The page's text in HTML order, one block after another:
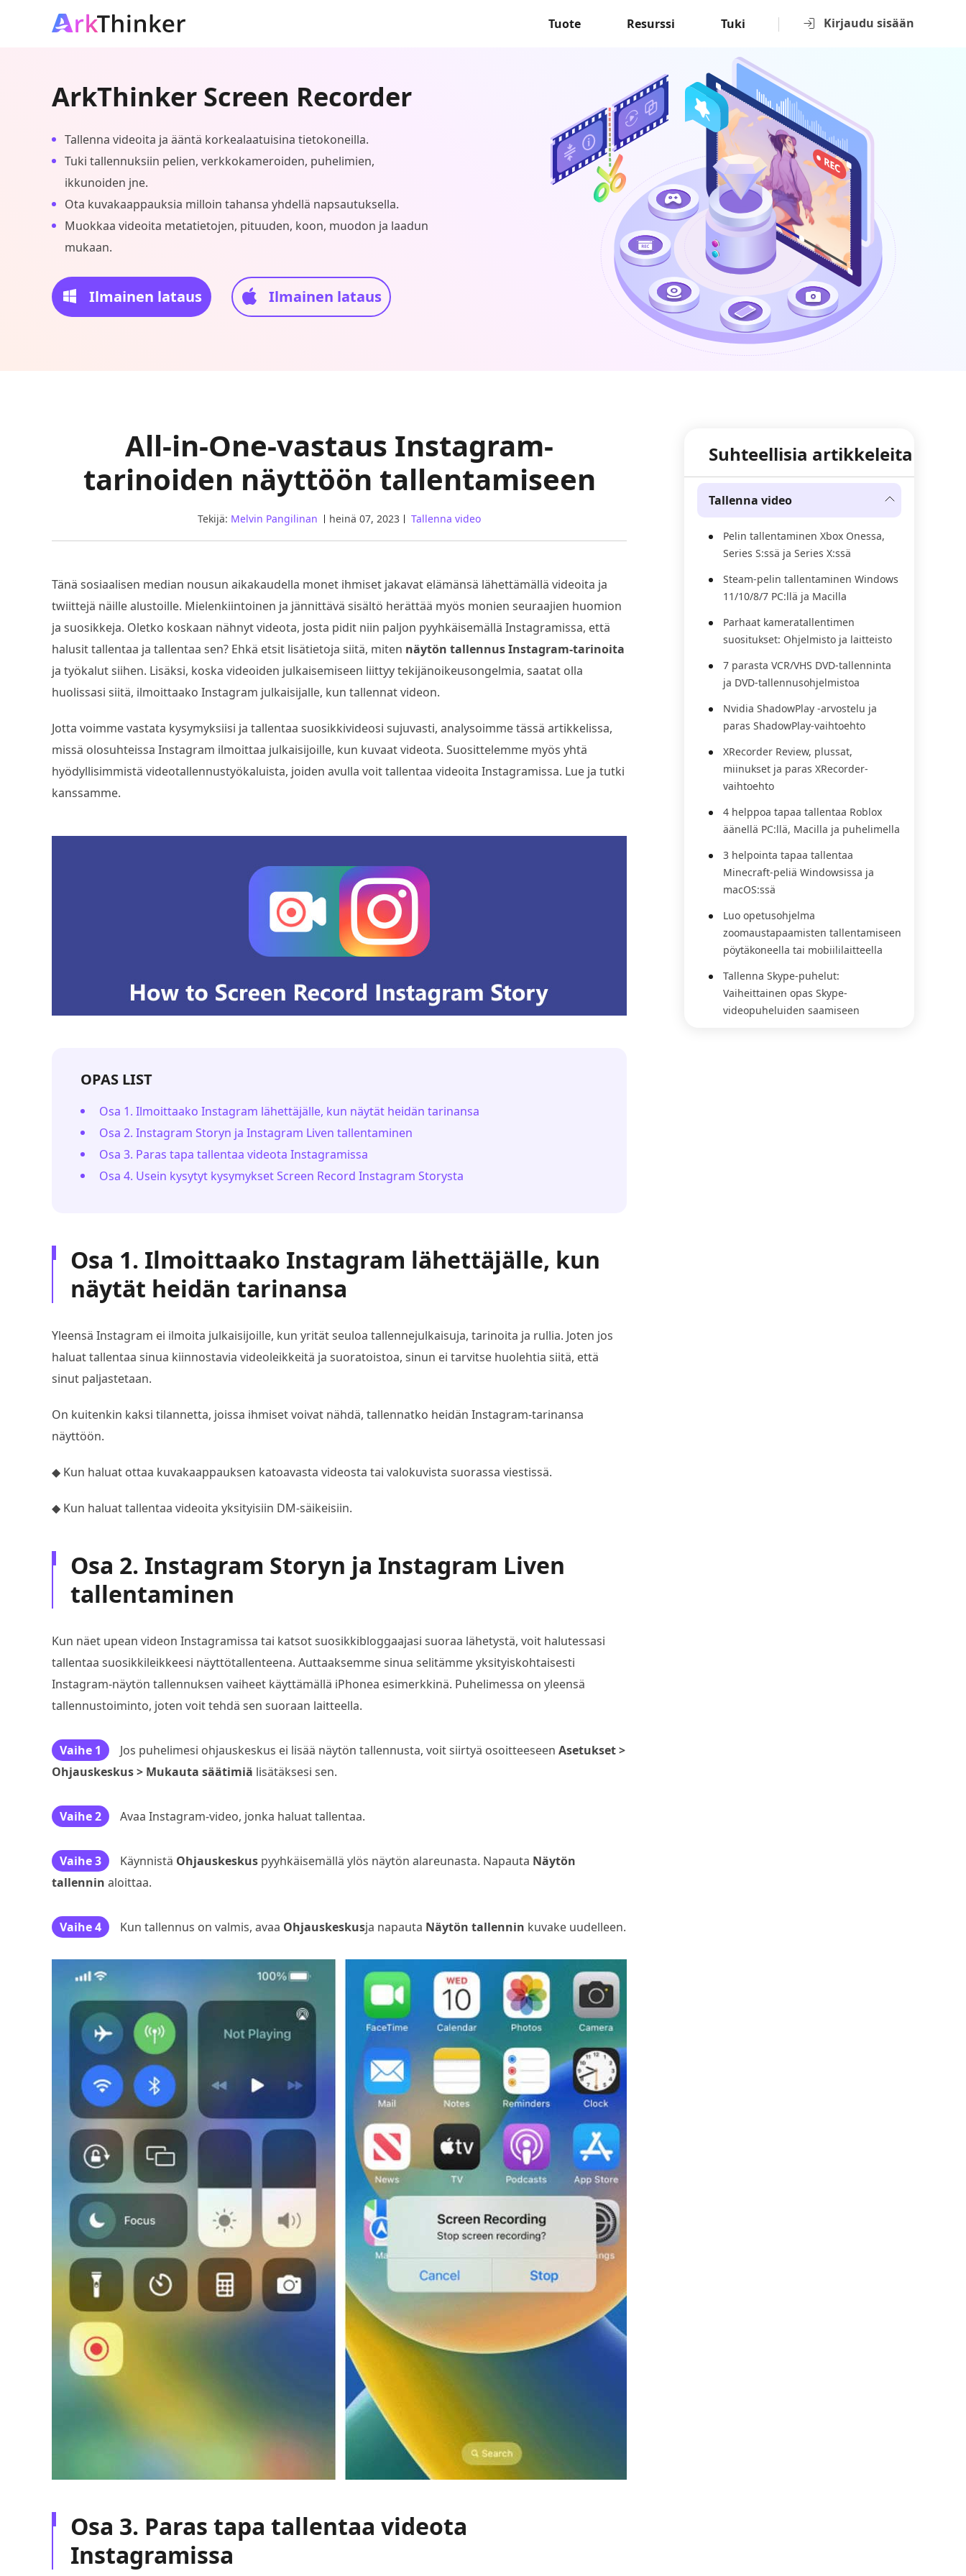
Kirjaudu sisään
Tuote Resurssi Tuki
ArkThinker Screen Recorder
Tallenna videoita ja ääntä korkealaatuisina tietokoneilla.
Tuki tallennuksiin pelien, verkkokameroiden, puhelimien,
ikkunoiden jne.
Ota kuvakaappauksia milloin tahansa yhdellä napsautuksella.
Muokkaa videoita metatietojen, pituuden, koon, muodon ja laadun
mukaan.
Ilmainen lataus Ilmainen lataus
All-in-One-vastaus Instagram-
tarinoiden näyttöön tallentamiseen
Tekijä: Melvin Pangilinan heinä 07, 2023 Tallenna video
Tänä sosiaalisen median nousun aikakaudella monet ihmiset jakavat elämänsä lähettämällä videoita ja
twiittejä näille alustoille. Mielenkiintoinen ja jännittävä sisältö herättää myös monien seuraajien huomion
ja suosikkeja. Oletko koskaan nähnyt videota, josta pidit niin paljon pyyhkäisemällä Instagramissa, että
halusit tallentaa ja tallentaa sen? Ehkä etsit lisätietoja siitä, miten näytön tallennus Instagram-tarinoita
ja työkalut siihen. Lisäksi, koska videoiden julkaisemiseen liittyy tekijänoikeusongelmia, saatat olla
huolissasi siitä, ilmoittaako Instagram julkaisijalle, kun tallennat videon.
Jotta voimme vastata kysymyksiisi ja tallentaa suosikkivideosi sujuvasti, analysoimme tässä artikkelissa,
missä olosuhteissa Instagram ilmoittaa julkaisijoille, kun kuvaat videota. Suosittelemme myös yhtä
hyödyllisimmistä videotallennustyökaluista, joiden avulla voit tallentaa videoita Instagramissa. Lue ja tutki
kanssamme.
OPAS LIST
Osa 1. Ilmoittaako Instagram lähettäjälle, kun näytät heidän tarinansa
Osa 2. Instagram Storyn ja Instagram Liven tallentaminen
Osa 3. Paras tapa tallentaa videota Instagramissa
Osa 4. Usein kysytyt kysymykset Screen Record Instagram Storysta
Osa 1. Ilmoittaako Instagram lähettäjälle, kun
näytät heidän tarinansa
Yleensä Instagram ei ilmoita julkaisijoille, kun yrität seuloa tallennejulkaisuja, tarinoita ja rullia. Joten jos
haluat tallentaa sinua kiinnostavia videoleikkeitä ja suoratoistoa, sinun ei tarvitse huolehtia siitä, että
sinut paljastetaan.
On kuitenkin kaksi tilannetta, joissa ihmiset voivat nähdä, tallennatko heidän Instagram-tarinansa
näyttöön.
◆ Kun haluat ottaa kuvakaappauksen katoavasta videosta tai valokuvista suorassa viestissä.
◆ Kun haluat tallentaa videoita yksityisiin DM-säikeisiin.
Osa 2. Instagram Storyn ja Instagram Liven
tallentaminen
Kun näet upean videon Instagramissa tai katsot suosikkibloggaajasi suoraa lähetystä, voit halutessasi
tallentaa suosikkileikkeesi näyttötallenteena. Auttaaksemme sinua selitämme yksityiskohtaisesti
Instagram-näytön tallennuksen vaiheet käyttämällä iPhonea esimerkkinä. Puhelimessa on yleensä
tallennustoiminto, joten voit tehdä sen suoraan laitteella.
Vaihe 1 Jos puhelimesi ohjauskeskus ei lisää näytön tallennusta, voit siirtyä osoitteeseen Asetukset >
Ohjauskeskus > Mukauta säätimiä lisätäksesi sen.
Vaihe 2 Avaa Instagram-video, jonka haluat tallentaa.
Vaihe 3 Käynnistä Ohjauskeskus pyyhkäisemällä ylös näytön alareunasta. Napauta Näytön
tallennin aloittaa.
Vaihe 4 Kun tallennus on valmis, avaa Ohjauskeskusja napauta Näytön tallennin kuvake uudelleen.
Osa 3. Paras tapa tallentaa videota
Instagramissa
Suhteellisia artikkeleita
Tallenna video
Pelin tallentaminen Xbox Onessa,
Series S:ssä ja Series X:ssä
Steam-pelin tallentaminen Windows
11/10/8/7 PC:llä ja Macilla
Parhaat kameratallentimen
suositukset: Ohjelmisto ja laitteisto
7 parasta VCR/VHS DVD-tallenninta
ja DVD-tallennusohjelmistoa
Nvidia ShadowPlay -arvostelu ja
paras ShadowPlay-vaihtoehto
XRecorder Review, plussat,
miinukset ja paras XRecorder-
vaihtoehto
4 helppoa tapaa tallentaa Roblox
äänellä PC:llä, Macilla ja puhelimella
3 helpointa tapaa tallentaa
Minecraft-peliä Windowsissa ja
macOS:ssä
Luo opetusohjelma
zoomaustapaamisten tallentamiseen
pöytäkoneella tai mobiililaitteella
Tallenna Skype-puhelut:
Vaiheittainen opas Skype-
videopuheluiden saamiseen